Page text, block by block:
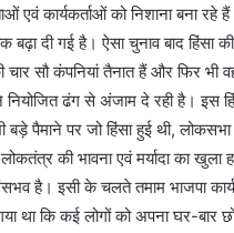
कार्यकर्ताओं को निशाना बना रहे
बढ़ा दी गई है। ऐसा चुनाव बाद
सौ कंपनियां तैनात हैं और फिर भी
ढंग से अंजाम दे रही है। इस
पैमाने पर जो हिंसा हुई थी, लोकसभा
की भावना एवं मर्यादा का खुला
है। इसी के चलते तमाम भाजपा
था कि कई लोगों को अपना घर-बार